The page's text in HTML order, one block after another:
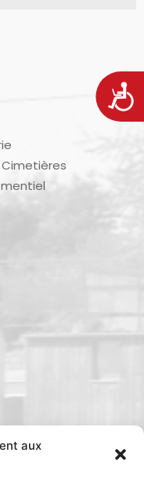
aux
Cimetières